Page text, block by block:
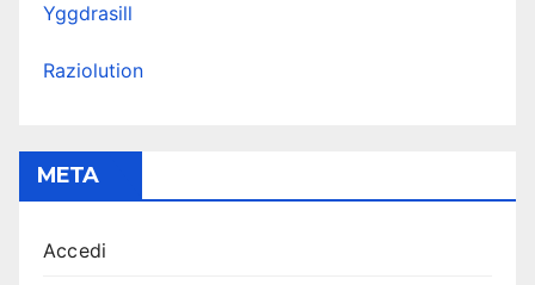
Yggdrasill
Raziolution
META
Accedi